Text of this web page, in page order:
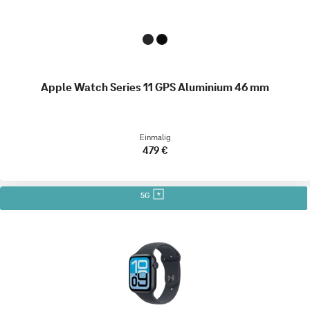
Apple Watch Series 11 GPS Aluminium 46 mm
Einmalig
479 €
5G